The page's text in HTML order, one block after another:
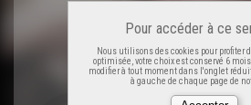
Pour accéder à ce
Nous utilisons des cookies pour profiter
optimisée, votre choix est conservé 6
modifier à tout moment dans l'onglet
à gauche de chaque page de